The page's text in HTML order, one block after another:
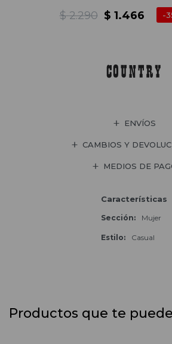
$ 1.466
$ 2.290
ENVÍOS
CAMBIOS Y
MEDIOS DE
Características
Sección Mujer
Estilo Casual
Productos que te